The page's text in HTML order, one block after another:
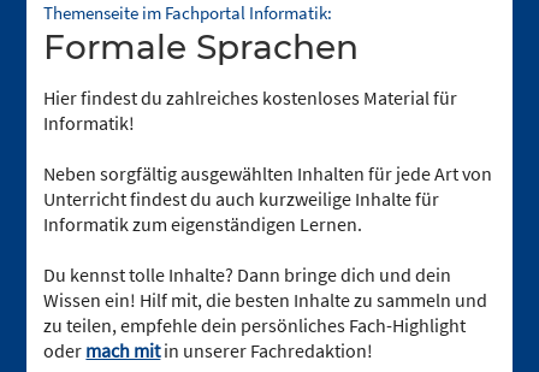
Themenseite im Fachportal Informatik:
Formale Sprachen
Hier findest du zahlreiches kostenloses Material für
Informatik!
Neben sorgfältig ausgewählten Inhalten für jede Art von
Unterricht findest du auch kurzweilige Inhalte für
Informatik zum eigenständigen Lernen.
Du kennst tolle Inhalte? Dann bringe dich und dein
Wissen ein! Hilf mit, die besten Inhalte zu sammeln und
zu teilen, empfehle dein persönliches Fach-Highlight
oder mach mitin unserer Fachredaktion!